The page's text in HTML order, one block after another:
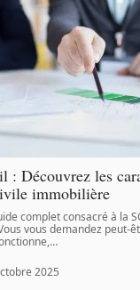
: Découvrez les
immobilière
complet consacré à la
vous demandez peut-
…
2025